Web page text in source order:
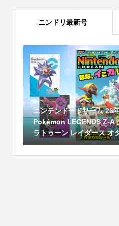
ニンドリ最新号
ニンテンドードリーム 26
Pokémon LEGENDS Z-A
ラトゥーン レイダース オ